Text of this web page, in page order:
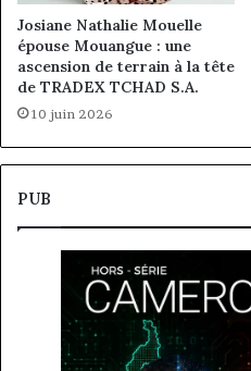
Josiane Nathalie Mouelle
épouse Mouangue : une
ascension de terrain à la tête
de TRADEX TCHAD S.A.
10 juin 2026
PUB